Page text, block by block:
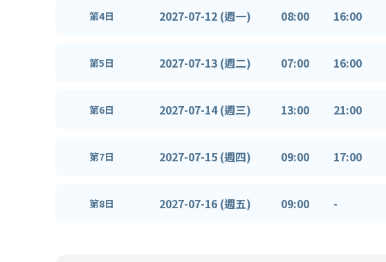
第4日 2027-07-12 (週一) 08:00 16:00
第5日 2027-07-13 (週二) 07:00 16:00
第6日 2027-07-14 (週三) 13:00 21:00
第7日 2027-07-15 (週四) 09:00 17:00
第8日 2027-07-16 (週五) 09:00 -